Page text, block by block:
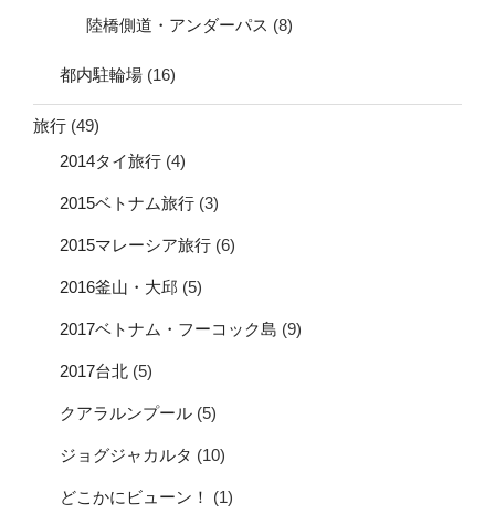
陸橋側道・アンダーパス (8)
都内駐輪場 (16)
旅行 (49)
2014タイ旅行 (4)
2015ベトナム旅行 (3)
2015マレーシア旅行 (6)
2016釜山・大邱 (5)
2017ベトナム・フーコック島 (9)
2017台北 (5)
クアラルンプール (5)
ジョグジャカルタ (10)
どこかにビューン！ (1)